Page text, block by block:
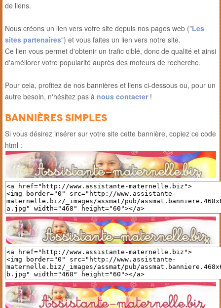
de liens.
Nous créons un lien vers votre site depuis nos pages web ("Les
sites partenaires") et vous faites un lien vers notre site.
Ce lien vous permet d'obtenir un trafic ciblé, donc de qualité et ainsi
d'améliorer votre popularité auprès des moteurs de recherche.
Pour cela, profitez de nos bannières et liens ci-dessous ou, pour un
autre besoin, n'hésitez pas à nous contacter !
Bannières simples
Si vous désirez insérer sur votre site cette bannière, copiez ce code
html :